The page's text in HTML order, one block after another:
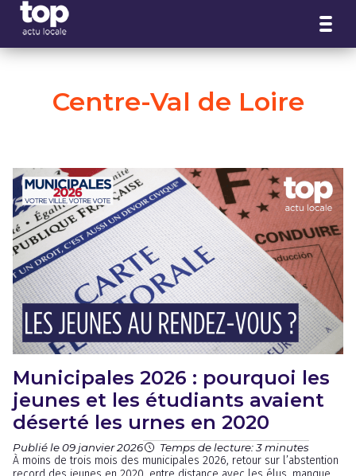
Centre-Val de Loire
Municipales 2026 : pourquoi les
jeunes et les étudiants avaient
déserté les urnes en 2020
Publié le 09 janvier 2026 Temps de lecture: 3 minutes
À moins de trois mois des municipales 2026, retour sur l’abstention
Panneau de gestion des cookies